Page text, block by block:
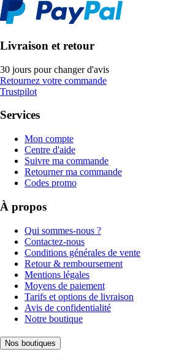
Livraison et retour
30 jours pour changer d'avis
Retournez votre commande
Trustpilot
Services
Mon compte
Centre d'aide
Suivre ma commande
Retourner ma commande
Codes promo
À propos
Qui sommes-nous ?
Contactez-nous
Conditions générales de vente
Retour & remboursement
Mentions légales
Moyens de paiement
Tarifs et options de livraison
Avis de confidentialité
Notre boutique
Nos boutiques